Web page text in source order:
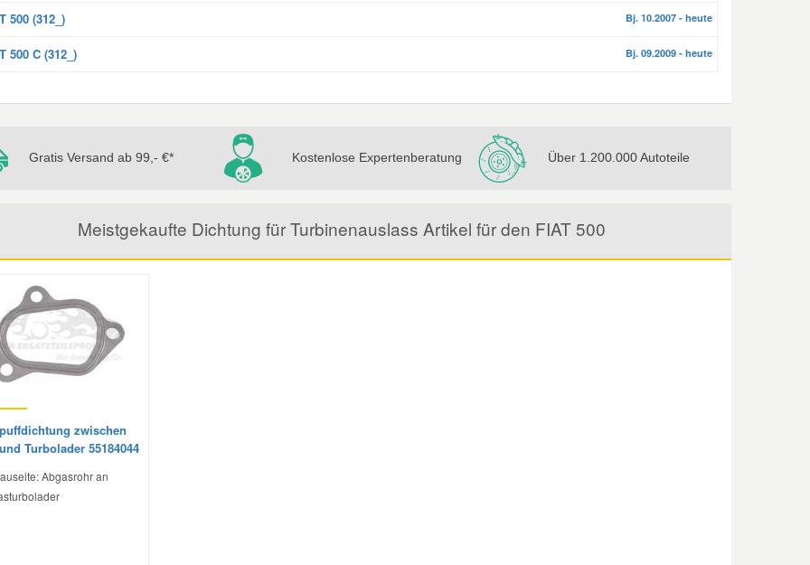
500 (312_) Bj. 10.2007 - heute
500 C (312_) Bj. 09.2009 - heute
Gratis Versand ab 99,- €* Kostenlose Expertenberatung Über 1.200.000 Autoteile
Meistgekaufte Dichtung für Turbinenauslass Artikel für den FIAT 500
zwischen
Turbolader 55184044
Abgasrohr an